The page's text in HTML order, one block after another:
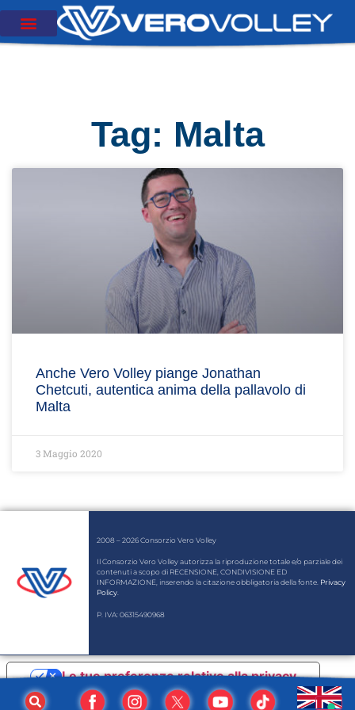
Tag: Malta
Anche Vero Volley piange Jonathan
Chetcuti, autentica anima della pallavolo di
Malta
3 Maggio 2020
2008 – 2026 Consorzio Vero Volley
Il Consorzio Vero Volley autorizza la riproduzione totale e/o parziale dei
contenuti a scopo di RECENSIONE, CONDIVISIONE ED
INFORMAZIONE, inserendo la citazione obbligatoria della fonte. Privacy
Policy.
P. IVA: 06315490968
Informativa sulla raccolta
Le tue preferenze relative alla privacy